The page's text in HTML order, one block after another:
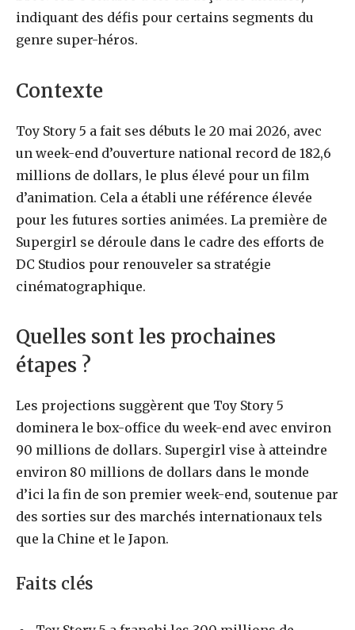
indiquant des défis pour certains segments du
genre super-héros.
Contexte
Toy Story 5 a fait ses débuts le 20 mai 2026, avec
un week-end d’ouverture national record de 182,6
millions de dollars, le plus élevé pour un film
d’animation. Cela a établi une référence élevée
pour les futures sorties animées. La première de
Supergirl se déroule dans le cadre des efforts de
DC Studios pour renouveler sa stratégie
cinématographique.
Quelles sont les prochaines
étapes ?
Les projections suggèrent que Toy Story 5
dominera le box-office du week-end avec environ
90 millions de dollars. Supergirl vise à atteindre
environ 80 millions de dollars dans le monde
d’ici la fin de son premier week-end, soutenue par
des sorties sur des marchés internationaux tels
que la Chine et le Japon.
Faits clés